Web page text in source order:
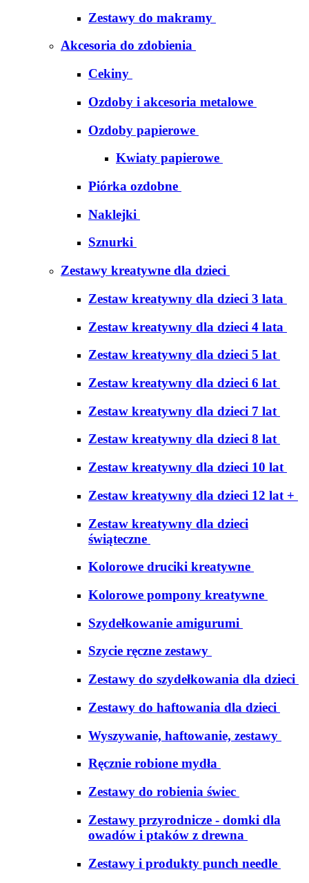
Zestawy do makramy
Akcesoria do zdobienia
Cekiny
Ozdoby i akcesoria metalowe
Ozdoby papierowe
Kwiaty papierowe
Piórka ozdobne
Naklejki
Sznurki
Zestawy kreatywne dla dzieci
Zestaw kreatywny dla dzieci 3 lata
Zestaw kreatywny dla dzieci 4 lata
Zestaw kreatywny dla dzieci 5 lat
Zestaw kreatywny dla dzieci 6 lat
Zestaw kreatywny dla dzieci 7 lat
Zestaw kreatywny dla dzieci 8 lat
Zestaw kreatywny dla dzieci 10 lat
Zestaw kreatywny dla dzieci 12 lat +
Zestaw kreatywny dla dzieci
świąteczne
Kolorowe druciki kreatywne
Kolorowe pompony kreatywne
Szydełkowanie amigurumi
Szycie ręczne zestawy
Zestawy do szydełkowania dla dzieci
Zestawy do haftowania dla dzieci
Wyszywanie, haftowanie, zestawy
Ręcznie robione mydła
Zestawy do robienia świec
Zestawy przyrodnicze - domki dla
owadów i ptaków z drewna
Zestawy i produkty punch needle